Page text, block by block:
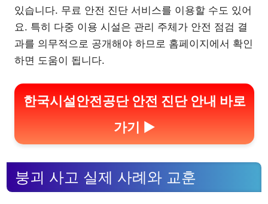
있습니다. 무료 안전 진단 서비스를 이용할 수도 있어
요. 특히 다중 이용 시설은 관리 주체가 안전 점검 결
과를 의무적으로 공개해야 하므로 홈페이지에서 확인
하면 도움이 됩니다.
한국시설안전공단 안전 진단 안내 바로
가기 ▶
붕괴 사고 실제 사례와 교훈